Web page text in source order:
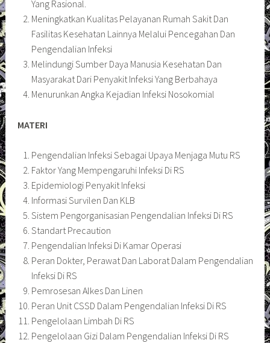
Yang Rasional.
Meningkatkan Kualitas Pelayanan Rumah Sakit Dan
Fasilitas Kesehatan Lainnya Melalui Pencegahan Dan
Pengendalian Infeksi
Melindungi Sumber Daya Manusia Kesehatan Dan
Masyarakat Dari Penyakit Infeksi Yang Berbahaya
Menurunkan Angka Kejadian Infeksi Nosokomial
MATERI
Pengendalian Infeksi Sebagai Upaya Menjaga Mutu RS
Faktor Yang Mempengaruhi Infeksi Di RS
Epidemiologi Penyakit Infeksi
Informasi Survilen Dan KLB
Sistem Pengorganisasian Pengendalian Infeksi Di RS
Standart Precaution
Pengendalian Infeksi Di Kamar Operasi
Peran Dokter, Perawat Dan Laborat Dalam Pengendalian
Infeksi Di RS
Pemrosesan Alkes Dan Linen
Peran Unit CSSD Dalam Pengendalian Infeksi Di RS
Pengelolaan Limbah Di RS
Pengelolaan Gizi Dalam Pengendalian Infeksi Di RS